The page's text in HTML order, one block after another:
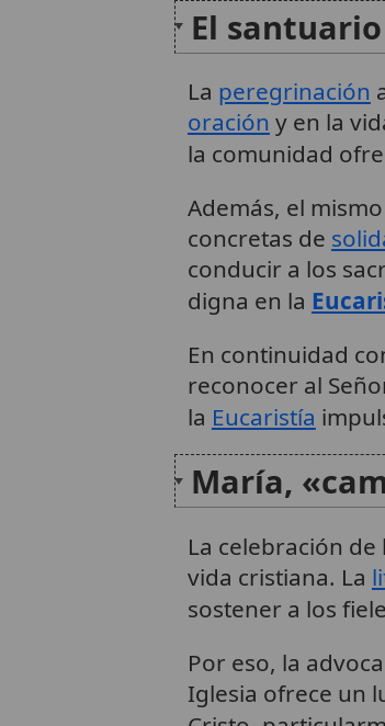
El
La peregrinación
oración y en la
la comunidad
Además, el mismo
concretas de
conducir a los
digna en la
En continuidad
reconocer al
la Eucaristía
María,
La celebración
vida cristiana. La
sostener a los
Por eso, la
Iglesia ofrece un